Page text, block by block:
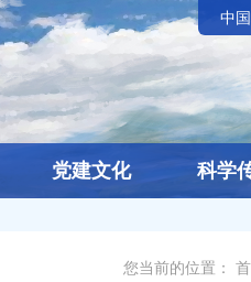
中
党建文化 科学
您当前的位置：